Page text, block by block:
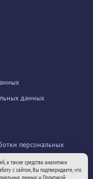
данных
персональных
а также средства аналитики
с сайтом, Вы подтверждаете, что
данныхи Политикой